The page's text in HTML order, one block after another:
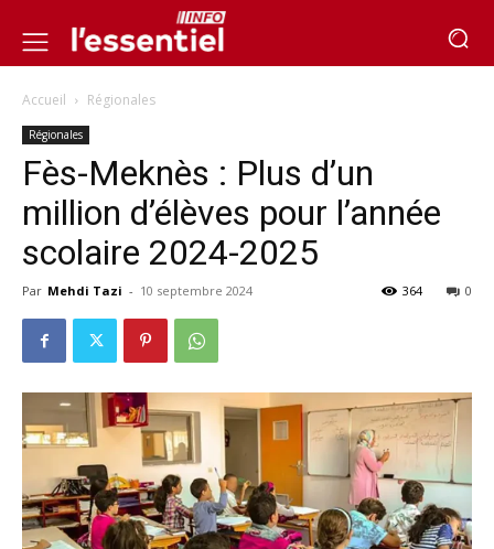
Accueil Régionales
Régionales
Fès-Meknès : Plus d’un
million d’élèves pour l’année
scolaire 2024-2025
Par Mehdi Tazi - 10 septembre 2024 0
364